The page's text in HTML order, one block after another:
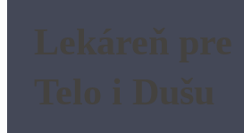
Lekáreň pre
Telo i Dušu